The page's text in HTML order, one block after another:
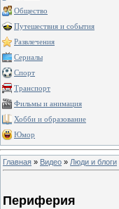
Общество
Путешествия и события
Развлечения
Сериалы
Спорт
Транспорт
Фильмы и анимация
Хобби и образование
Юмор
Главная » Видео » Люди и блоги
Периферия